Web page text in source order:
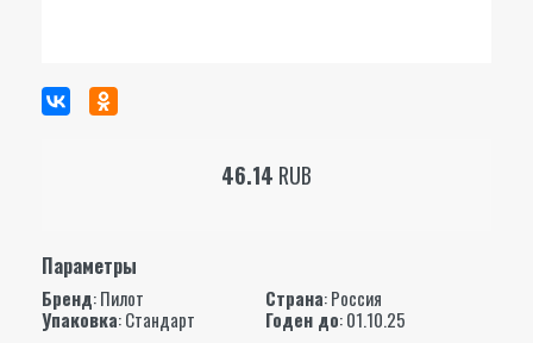
46.14 RUB
Параметры
Бренд:Пилот Страна: Россия
Упаковка: Стандарт Годен до: 01.10.25